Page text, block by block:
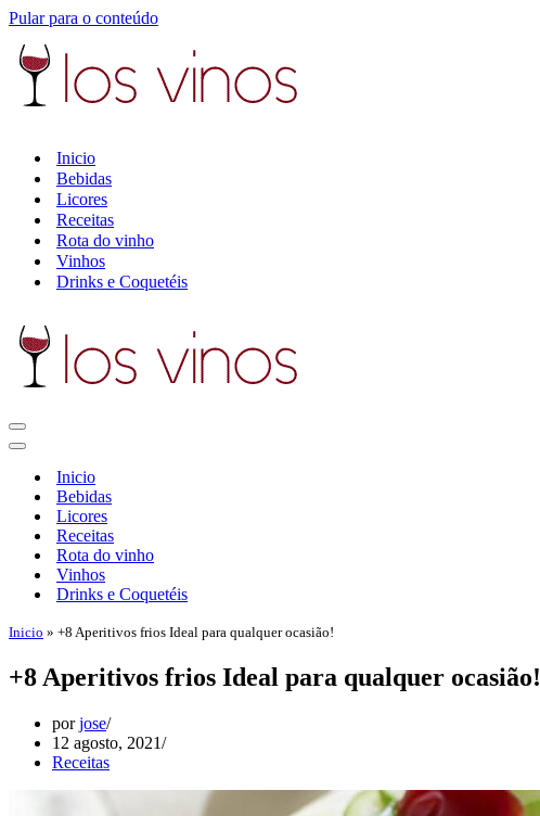
Pular para o conteúdo
Inicio
Bebidas
Licores
Receitas
Rota do vinho
Vinhos
Drinks e Coquetéis
Menu
de
Menu
navegação
Inicio
Bebidas
Licores
Receitas
Rota do vinho
Vinhos
Drinks e Coquetéis
Inicio » +8 Aperitivos frios Ideal para qualquer ocasião!
+8 Aperitivos frios Ideal para qualquer ocasião!
porjose
12 agosto, 2021
Receitas